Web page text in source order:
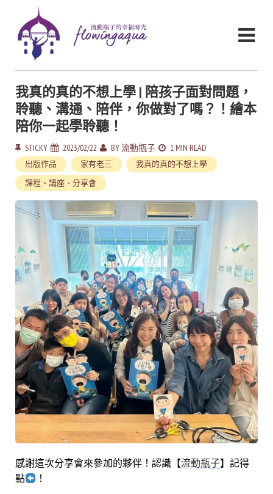
我真的真的不想上學 | 陪孩子面對問題，
聆聽、溝通、陪伴，你做對了嗎？！繪本
陪你一起學聆聽！
STICKY 2023/02/22 BY流動瓶子 1 MIN READ
出版作品 家有老三
我真的真的不想上學
課程、講座、分享會
感謝這次分享會來參加的夥伴！認識【流動瓶子】記得
點
！